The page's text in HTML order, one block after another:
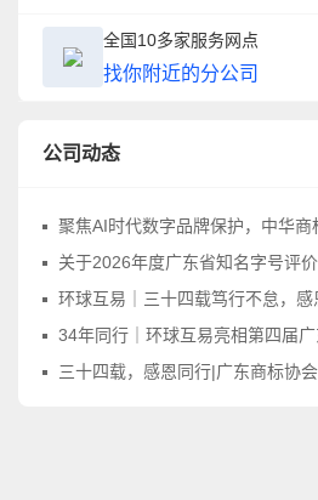
全国10多家服务网点
找你附近的分公司
公司动态
聚焦AI时代数字品牌保护，中华商标协会商标品牌
关于2026年度广东省知名字号评
环球互易｜三十四载笃行不怠，
34年同行｜环球互易亮相第四届广东商标品
三十四载，感恩同行|广东商标协